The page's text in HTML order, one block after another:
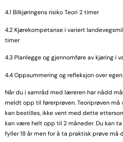
4.1 Bilkjøringens risiko Teori 2 timer
4.2 Kjørekompetanse i variert
timer
4.3 Planlegge og gjennomføre av kjøring i
4.4 Oppsummering og refleksjon over
Når du i samråd med læreren har nådd
meldt opp til førerprøven. Teoriprøven
kan bestilles, ikke vent med dette
kan være helt opp til 2 måneder. Du kan
fyller 18 år men for å ta praktisk prøve må